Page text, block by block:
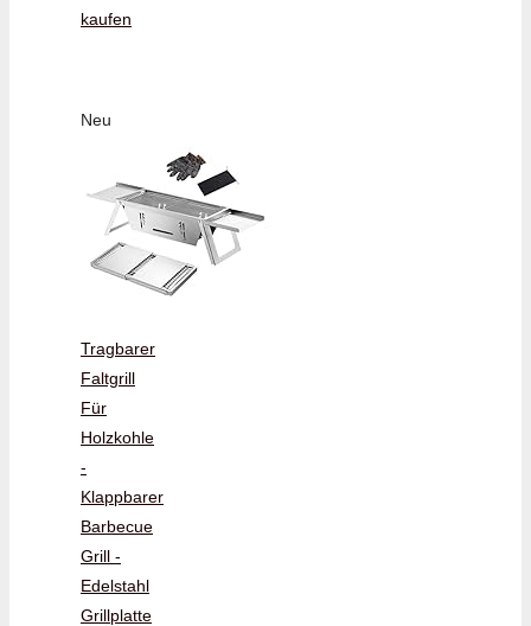
kaufen
Neu
Tragbarer
Faltgrill
Für
Holzkohle
-
Klappbarer
Barbecue
Grill -
Edelstahl
Grillplatte